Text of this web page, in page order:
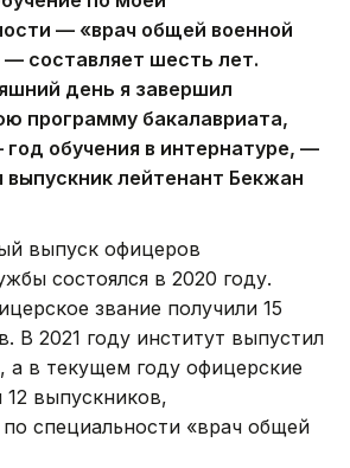
— «врач общей военной
— составляет шесть лет.
день я завершил
программу бакалавриата,
обучения в интернатуре, —
выпускник лейтенант Бекжан
выпуск офицеров
состоялся в 2020 году.
звание получили 15
В 2021 году институт выпустил
а в текущем году офицерские
выпускников,
специальности «врач общей